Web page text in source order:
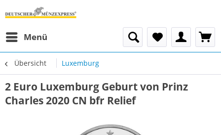
Menü
Übersicht Luxemburg
2 Euro Luxemburg Geburt von Prinz
Charles 2020 CN bfr Relief